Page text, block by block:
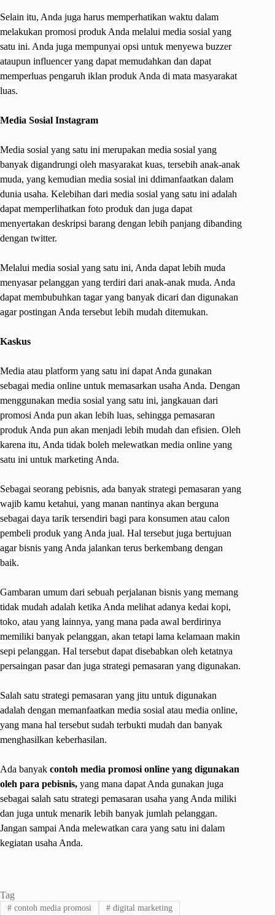
Selain itu, Anda juga harus memperhatikan waktu dalam
melakukan promosi produk Anda melalui media sosial yang
satu ini. Anda juga mempunyai opsi untuk menyewa buzzer
ataupun influencer yang dapat memudahkan dan dapat
memperluas pengaruh iklan produk Anda di mata masyarakat
luas.
Media Sosial Instagram
Media sosial yang satu ini merupakan media sosial yang
banyak digandrungi oleh masyarakat kuas, tersebih anak-anak
muda, yang kemudian media sosial ini ddimanfaatkan dalam
dunia usaha. Kelebihan dari media sosial yang satu ini adalah
dapat memperlihatkan foto produk dan juga dapat
menyertakan deskripsi barang dengan lebih panjang dibanding
dengan twitter.
Melalui media sosial yang satu ini, Anda dapat lebih muda
menyasar pelanggan yang terdiri dari anak-anak muda. Anda
dapat membubuhkan tagar yang banyak dicari dan digunakan
agar postingan Anda tersebut lebih mudah ditemukan.
Kaskus
Media atau platform yang satu ini dapat Anda gunakan
sebagai media online untuk memasarkan usaha Anda. Dengan
menggunakan media sosial yang satu ini, jangkauan dari
promosi Anda pun akan lebih luas, sehingga pemasaran
produk Anda pun akan menjadi lebih mudah dan efisien. Oleh
karena itu, Anda tidak boleh melewatkan media online yang
satu ini untuk marketing Anda.
Sebagai seorang pebisnis, ada banyak strategi pemasaran yang
wajib kamu ketahui, yang manan nantinya akan berguna
sebagai daya tarik tersendiri bagi para konsumen atau calon
pembeli produk yang Anda jual. Hal tersebut juga bertujuan
agar bisnis yang Anda jalankan terus berkembang dengan
baik.
Gambaran umum dari sebuah perjalanan bisnis yang memang
tidak mudah adalah ketika Anda melihat adanya kedai kopi,
toko, atau yang lainnya, yang mana pada awal berdirinya
memiliki banyak pelanggan, akan tetapi lama kelamaan makin
sepi pelanggan. Hal tersebut dapat disebabkan oleh ketatnya
persaingan pasar dan juga strategi pemasaran yang digunakan.
Salah satu strategi pemasaran yang jitu untuk digunakan
adalah dengan memanfaatkan media sosial atau media online,
yang mana hal tersebut sudah terbukti mudah dan banyak
menghasilkan keberhasilan.
Ada banyak contoh media promosi online yang digunakan
oleh para pebisnis, yang mana dapat Anda gunakan juga
sebagai salah satu strategi pemasaran usaha yang Anda miliki
dan juga untuk menarik lebih banyak jumlah pelanggan.
Jangan sampai Anda melewatkan cara yang satu ini dalam
kegiatan usaha Anda.
Tag
#contoh media promosi #digital marketing